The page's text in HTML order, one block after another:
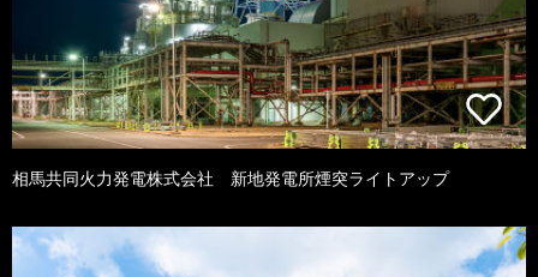
相馬共同火力発電株式会社 新地発電所煙突ライトアップ